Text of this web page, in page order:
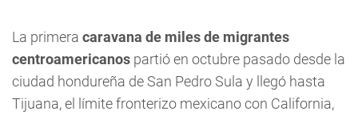
La primera caravana de miles de migrantes
centroamericanos partió en octubre pasado desde la
ciudad hondureña de San Pedro Sula y llegó hasta
Tijuana, el límite fronterizo mexicano con California,